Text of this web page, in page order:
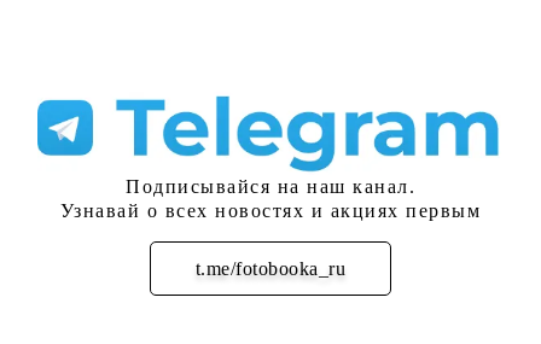
Подписывайся на наш канал.
Узнавай о всех новостях и акциях первым
t.me/fotobooka_ru
Подписаться